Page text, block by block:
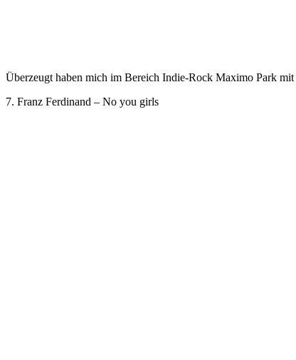
Überzeugt haben mich im Bereich Indie-Rock Maximo Park mit
7. Franz Ferdinand – No you girls